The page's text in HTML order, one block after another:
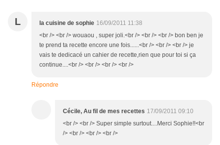
L la cuisine de sophie 16/09/2011 11:38
<br /> <br /> wouaou , super joli.<br /> <br /> <br /> bon ben je
te prend ta recette encore une fois......<br /> <br /> <br /> je
vais te dedicacé un cahier de recette,rien que pour toi si ça
continue....<br /> <br /> <br /> <br />
Répondre
Cécile, Au fil de mes recettes 17/09/2011 09:10
<br /> <br /> Super simple surtout....Merci Sophie!!<br
/> <br /> <br /> <br />